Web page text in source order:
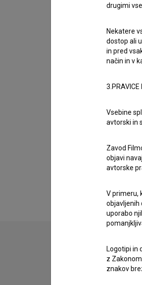
. Nastopa
Nastala je v
Renato Horvat
drugimi
Nekatere
dostop ali
in pred
način in v
3.PRAVICE
Vsebine
avtorski in
Zavod
objavi
avtorske
V primeru,
objavljenih
uporabo
Logotipi in
z
znakov